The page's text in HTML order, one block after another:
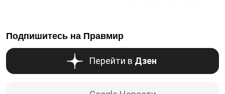
Подпишитесь на Правмир
Перейти в Дзен